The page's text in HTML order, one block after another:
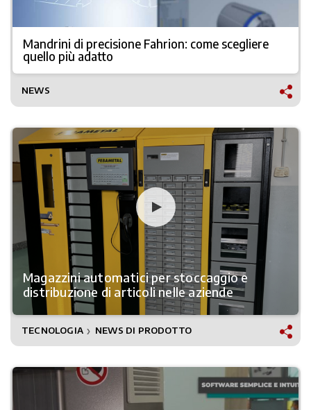
Mandrini di precisione Fahrion: come scegliere
quello più adatto
NEWS
Magazzini automatici per stoccaggio e
distribuzione di articoli nelle aziende
TECNOLOGIA ❯ NEWS DI PRODOTTO